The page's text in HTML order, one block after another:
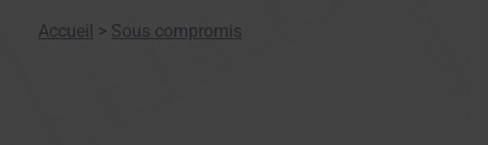
Accueil > Sous compromis